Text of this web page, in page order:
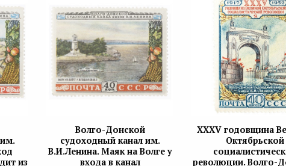
из
Волго-Донской
судоходный канал им.
В.И.Ленина. Маяк на Волге у
входа в канал
XXXV годовщина
Октябрьской
революции. Волго-